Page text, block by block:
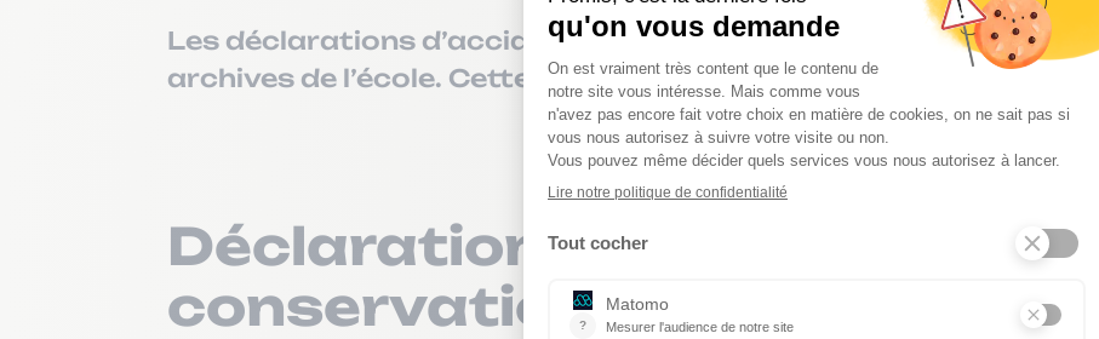
Les déclarations d’accidents concernant les élèves doivent
archives de l’école. Cette durée varie selon l’âge de la victime.
Déclaration d’accident : un
conservation qui a évolué